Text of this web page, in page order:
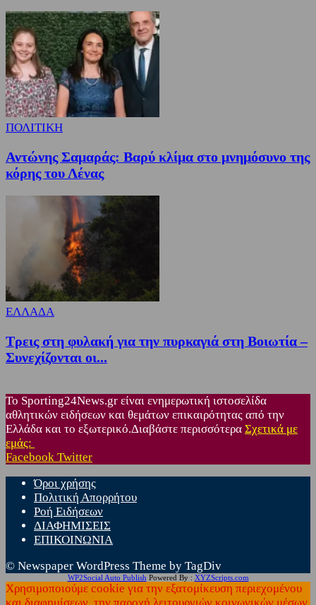
ΠΟΛΙΤΙΚΗ
Αντώνης Σαμαράς: Βαρύ κλίμα στο μνημόσυνο της
κόρης του Λένας
ΕΛΛΑΔΑ
Τρεις στη φυλακή για την πυρκαγιά στη Βοιωτία –
Συνεχίζονται οι...
Το Sporting24News.gr είναι ενημερωτική ιστοσελίδα
αθλητικών ειδήσεων και θεμάτων επικαιρότητας από την
Ελλάδα και το εξωτερικό.Διαβάστε περισσότερα Σχετικά με
εμάς:
Facebook Twitter
Όροι χρήσης
Πολιτική Απορρήτου
Ροή Ειδήσεων
ΔΙΑΦΗΜΙΣΕΙΣ
ΕΠΙΚΟΙΝΩΝΙΑ
© Newspaper WordPress Theme by TagDiv
WP2Social Auto Publish Powered By : XYZScripts.com
Χρησιμοποιούμε cookie για την εξατομίκευση περιεχομένου
και διαφημίσεων, την παροχή λειτουργιών κοινωνικών μέσων